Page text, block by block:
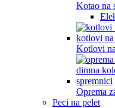
Kotao na
Kotlovi
Oprema
Peci na pelet